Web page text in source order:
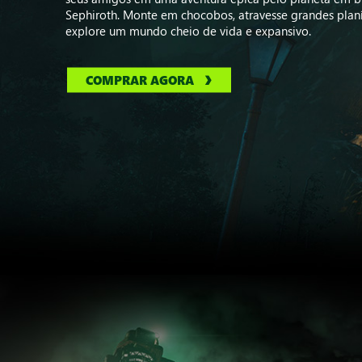
Sephiroth. Monte em chocobos, atravesse grandes
explore um mundo cheio de vida e expansivo.
COMPRAR AGORA